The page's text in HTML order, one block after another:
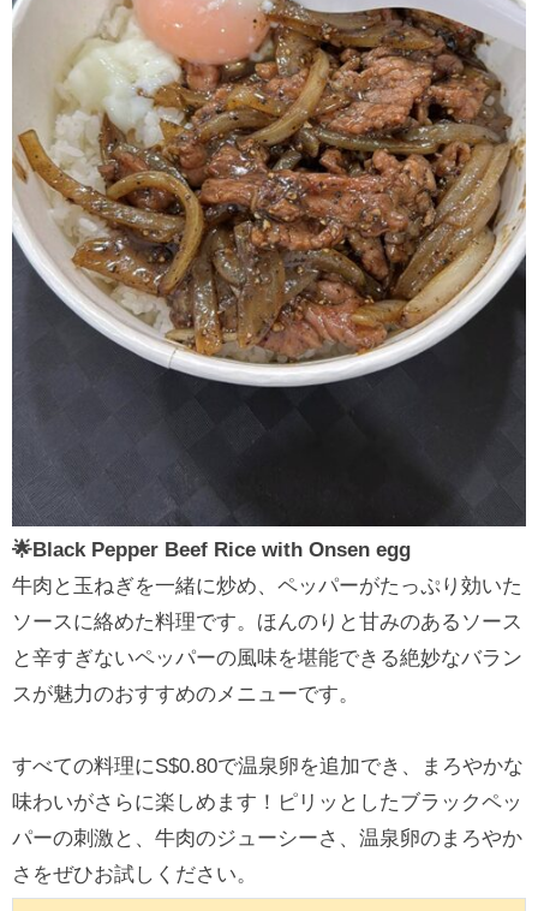
🌟Black Pepper Beef Rice with Onsen egg
牛肉と玉ねぎを一緒に炒め、ペッパーがたっぷり効いた
ソースに絡めた料理です。ほんのりと甘みのあるソース
と辛すぎないペッパーの風味を堪能できる絶妙なバラン
スが魅力のおすすめのメニューです。
すべての料理にS$0.80で温泉卵を追加でき、まろやかな
味わいがさらに楽しめます！ピリッとしたブラックペッ
パーの刺激と、牛肉のジューシーさ、温泉卵のまろやか
さをぜひお試しください。